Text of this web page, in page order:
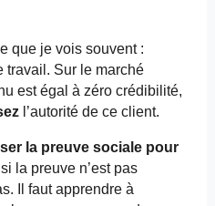
que je vois souvent :
travail. Sur le marché
est égal à zéro crédibilité,
l’autorité de ce client.
la preuve sociale pour
la preuve n’est pas
Il faut apprendre à